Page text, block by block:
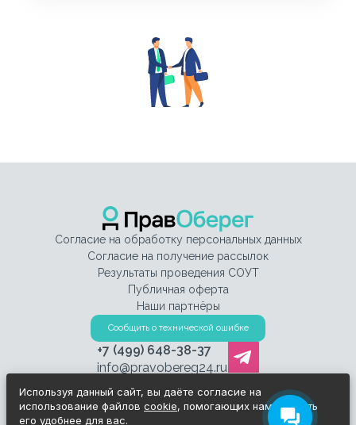
Согласие на обработку персональных данных
Согласие на получение рассылок
Результаты проведения СОУТ
Публичная оферта
Наши партнёры
Сообщить о технической ошибке
+7 (499) 648-38-37
info@pravobereg24.ru
Используя данный сайт, вы даёте согласие на
использование файлов cookie, помогающих нам сделать
его удобнее для вас.